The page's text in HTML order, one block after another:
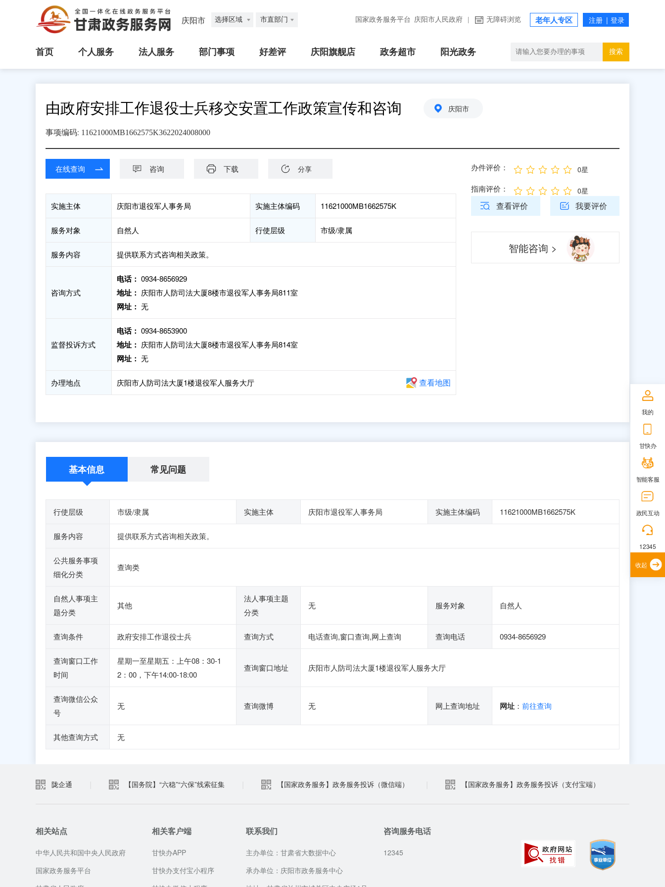
庆阳市 选择区域 市直部门 国家政务服务平台 庆阳市人民政府 无障碍浏览 老年人专区
首页 个人服务 法人服务 部门事项 好差评 庆阳旗舰店 政务超市 阳光政务 搜索
由政府安排工作退役士兵移交安置工作政策宣传和咨询 庆阳市
事项编码: 11621000MB1662575K3622024008000
在线查询 咨询 下载 分享
实施主体 庆阳市退役军人事务局 实施主体编码 11621000MB1662575K
服务对象 自然人 行使层级 市级/隶属
服务内容 提供联系方式咨询相关政策。
咨询方式
电话： 0934-8656929
地址： 庆阳市人防司法大厦8楼市退役军人事务局811室
网址： 无
监督投诉方式
电话： 0934-8653900
地址： 庆阳市人防司法大厦8楼市退役军人事务局814室
网址： 无
办理地点 庆阳市人防司法大厦1楼退役军人服务大厅 查看地图
办件评价： 0星
指南评价： 0星
查看评价 我要评价
智能咨询 >
基本信息 常见问题
行使层级 市级/隶属 实施主体 庆阳市退役军人事务局 实施主体编码 11621000MB1662575K
服务内容 提供联系方式咨询相关政策。
公共服务事项
细化分类
查询类
自然人事项主
题分类
其他
法人事项主题
分类
无 服务对象 自然人
查询条件 政府安排工作退役士兵 查询方式 电话查询,窗口查询,网上查询 查询电话 0934-8656929
查询窗口工作
时间
星期一至星期五：上午08：30-1
2：00，下午14:00-18:00
查询窗口地址 庆阳市人防司法大厦1楼退役军人服务大厅
查询微信公众
号
无 查询微博 无 网上查询地址 网址 ： 前往查询
其他查询方式 无
陇企通 【国务院】“六稳”“六保”线索征集 【国家政务服务】政务服务投诉（微信端） 【国家政务服务】政务服务投诉（支付宝端）
相关站点
中华人民共和国中央人民政府
国家政务服务平台
相关客户端
甘快办APP
甘快办支付宝小程序
联系我们
主办单位：甘肃省大数据中心
承办单位：庆阳市政务服务中心
咨询服务电话
12345
我的
甘快办
智能客服
政民互动
12345
收起